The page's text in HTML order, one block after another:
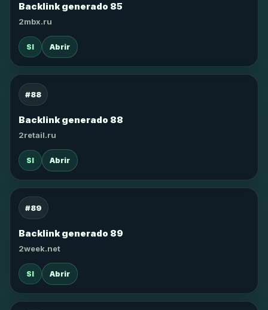
Backlink generado 85
2mbx.ru
SI Abrir
#88
Backlink generado 88
2retail.ru
SI Abrir
#89
Backlink generado 89
2week.net
SI Abrir